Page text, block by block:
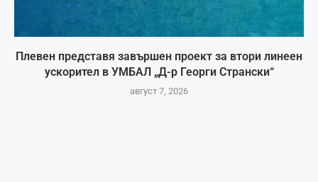
Плевен представя завършен проект за втори линеен
ускорител в УМБАЛ „Д-р Георги Странски“
август 7, 2026